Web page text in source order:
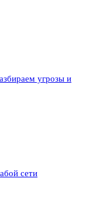
угрозы и
сети